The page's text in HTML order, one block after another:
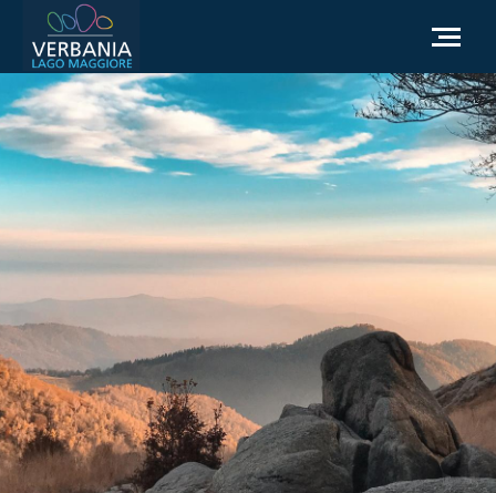
NL
Hoe kom ik bij Verbania
Toeristische informatie
Weer
Informatieaanvraag
Officiële website